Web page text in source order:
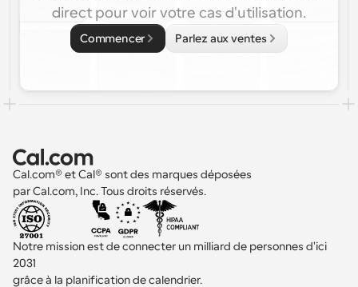
direct pour voir votre cas d'utilisation.
Commencer Parlez aux ventes
Cal.com® et Cal® sont des marques déposées
par Cal.com, Inc. Tous droits réservés.
Notre mission est de connecter un milliard de personnes d'ici
2031
grâce à la planification de calendrier.